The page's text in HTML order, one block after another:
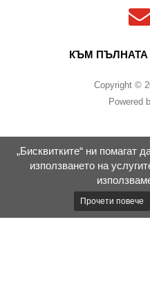
КЪМ ПЪЛНАТА
Copyright ©
Powered
„Бисквитките“ ни помагат
използването на
Прочети повече